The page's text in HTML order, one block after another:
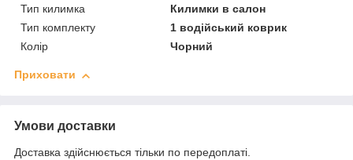
Тип килимка
Килимки в салон
Тип комплекту
1 водійський коврик
Колір
Чорний
Приховати
Умови доставки
Доставка здійснюється тільки по передоплаті.